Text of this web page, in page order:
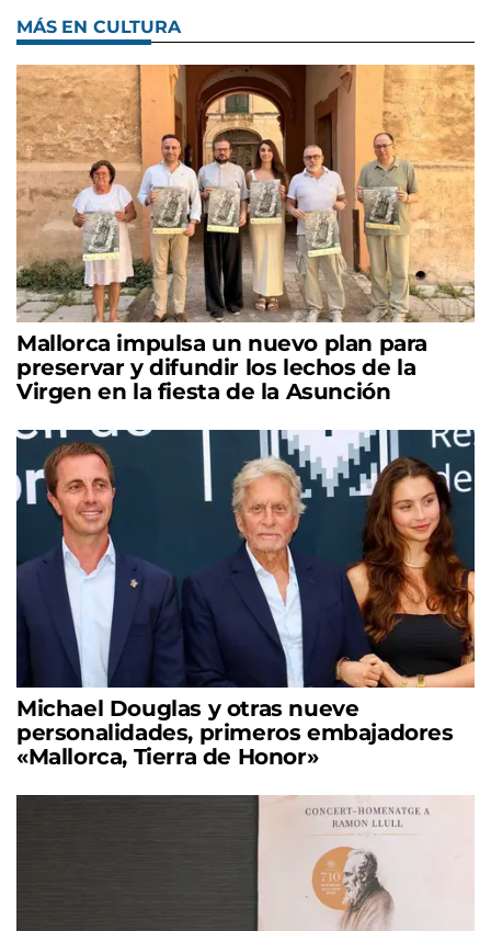
MÁS EN CULTURA
Mallorca impulsa un nuevo plan para
preservar y difundir los lechos de la
Virgen en la fiesta de la Asunción
Michael Douglas y otras nueve
personalidades, primeros embajadores
«Mallorca, Tierra de Honor»